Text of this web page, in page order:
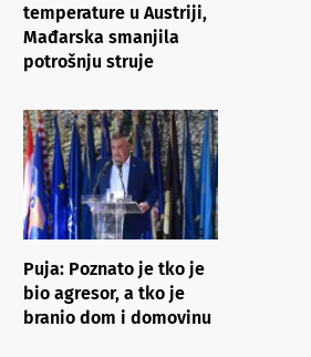
temperature u Austriji,
Mađarska smanjila
potrošnju struje
Puja: Poznato je tko je
bio agresor, a tko je
branio dom i domovinu